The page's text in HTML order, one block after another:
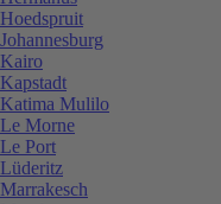
Hoedspruit
Johannesburg
Kairo
Kapstadt
Katima Mulilo
Le Morne
Le Port
Lüderitz
Marrakesch